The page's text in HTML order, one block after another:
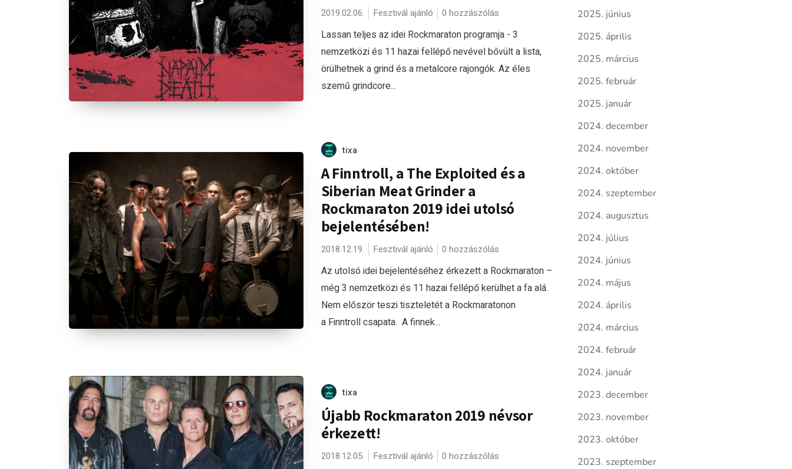
2019.02.06. Fesztivál ajánló 0 hozzászólás
Lassan teljes az idei Rockmaraton programja - 3
nemzetközi és 11 hazai fellépő nevével bővült a lista,
örülhetnek a grind és a metalcore rajongók. Az éles
szemű grindcore...
tixa
A Finntroll, a The Exploited és a
Siberian Meat Grinder a
Rockmaraton 2019 idei utolsó
bejelentésében!
2018.12.19. Fesztivál ajánló 0 hozzászólás
Az utolsó idei bejelentéséhez érkezett a Rockmaraton –
még 3 nemzetközi és 11 hazai fellépő kerülhet a fa alá.
Nem először teszi tiszteletét a Rockmaratonon
a Finntroll csapata. A finnek...
tixa
Újabb Rockmaraton 2019 névsor
érkezett!
2018.12.05. Fesztivál ajánló 0 hozzászólás
2025. június
2025. április
2025. március
2025. február
2025. január
2024. december
2024. november
2024. október
2024. szeptember
2024. augusztus
2024. július
2024. június
2024. május
2024. április
2024. március
2024. február
2024. január
2023. december
2023. november
2023. október
2023. szeptember